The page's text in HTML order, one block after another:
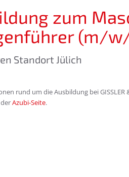
zum
(m/
Standort Jülich
rund um die Ausbildung bei GISSLER
Azubi-Seite.